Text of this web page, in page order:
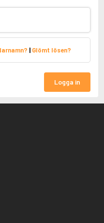
| Glömt lösen?
Logga in